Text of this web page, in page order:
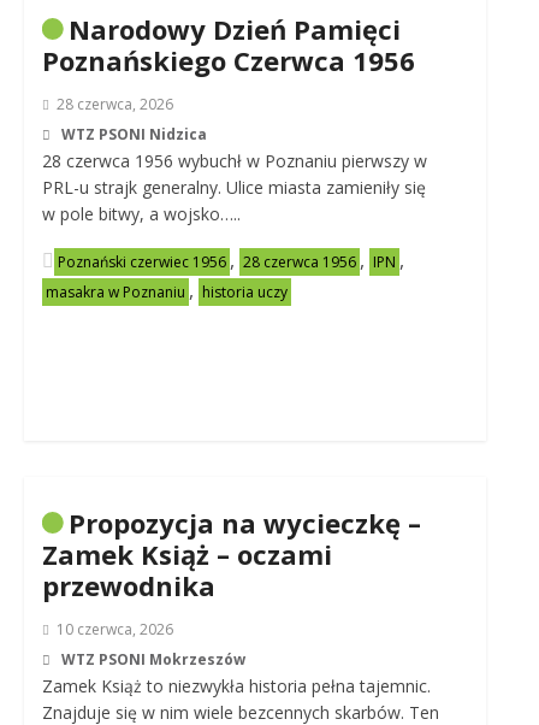
Narodowy Dzień Pamięci
Poznańskiego Czerwca 1956
28 czerwca, 2026
WTZ PSONI Nidzica
28 czerwca 1956 wybuchł w Poznaniu pierwszy w
PRL-u strajk generalny. Ulice miasta zamieniły się
w pole bitwy, a wojsko…..
Poznański czerwiec 1956 , 28 czerwca 1956 , IPN ,
masakra w Poznaniu , historia uczy
Propozycja na wycieczkę –
Zamek Książ – oczami
przewodnika
10 czerwca, 2026
WTZ PSONI Mokrzeszów
Zamek Książ to niezwykła historia pełna tajemnic.
Znajduje się w nim wiele bezcennych skarbów. Ten